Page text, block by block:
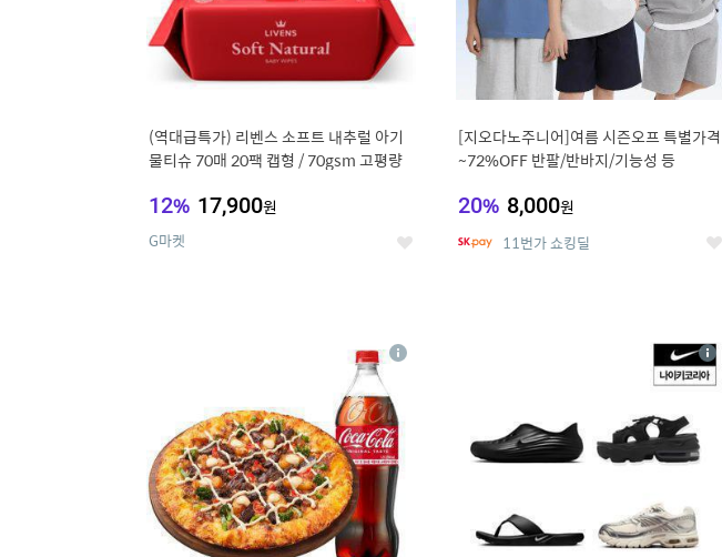
(역대급특가) 리벤스 소프트 내추럴 아기
물티슈 70매 20팩 캡형 / 70gsm 고평량
12% 17,900원
G마켓 좋
[지오다노주니어]여름 시즌오프 특별가격
~72%OFF 반팔/반바지/기능성 등
20% 8,000원
11번가 쇼킹딜 좋
상 상
세